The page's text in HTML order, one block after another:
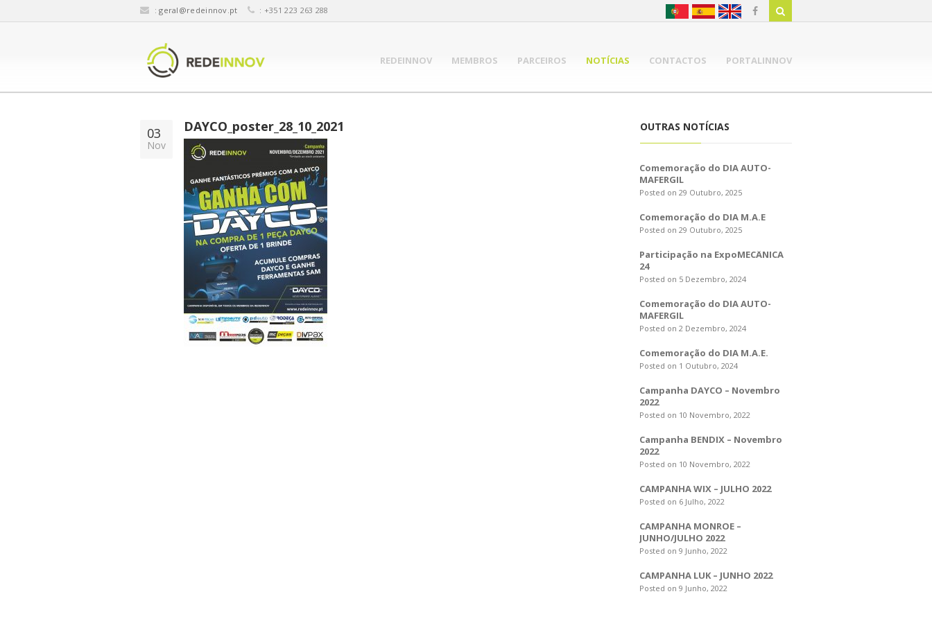
:geral@redeinnov.pt : +351 223 263 288
REDEINNOV MEMBROS PARCEIROS NOTÍCIAS CONTACTOS PORTALINNOV
03
Nov
DAYCO_poster_28_10_2021 OUTRAS NOTÍCIAS
Comemoração do DIA AUTO-
MAFERGIL
Posted on 29 Outubro, 2025
Comemoração do DIA M.A.E
Posted on 29 Outubro, 2025
Participação na ExpoMECÂNICA
24
Posted on 5 Dezembro, 2024
Comemoração do DIA AUTO-
MAFERGIL
Posted on 2 Dezembro, 2024
Comemoração do DIA M.A.E.
Posted on 1 Outubro, 2024
Campanha DAYCO – Novembro
2022
Posted on 10 Novembro, 2022
Campanha BENDIX – Novembro
2022
Posted on 10 Novembro, 2022
CAMPANHA WIX – JULHO 2022
Posted on 6 Julho, 2022
CAMPANHA MONROE –
JUNHO/JULHO 2022
Posted on 9 Junho, 2022
CAMPANHA LUK – JUNHO 2022
Posted on 9 Junho, 2022